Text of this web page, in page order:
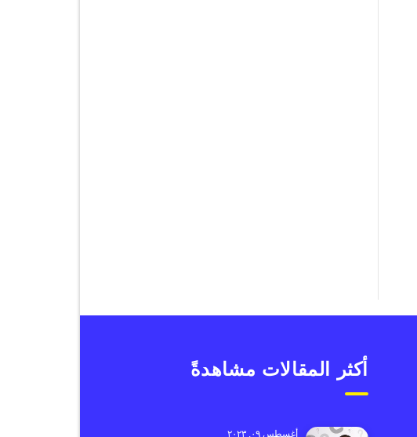
أكثر المقالات مشاهدةً
أغسطس ٠٩, ٢٠٢٣